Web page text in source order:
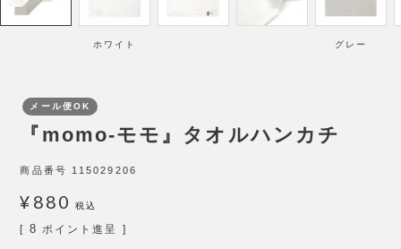
ホワイト グレー
メール便OK
『momo-モモ』タオルハンカチ
商品番号 115029206
¥ 880 税込
[ 8 ポイント進呈 ]